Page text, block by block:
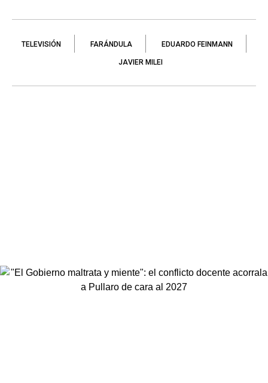
TELEVISIÓN FARÁNDULA EDUARDO FEINMANN
JAVIER MILEI